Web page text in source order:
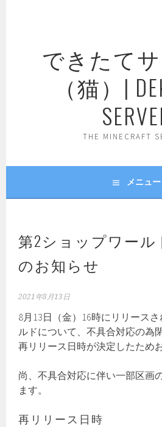
できたて
（猫）|
THE MINECRAFT
メニュー
第2ショップワール
のお知らせ
2021年8月13日
8月13日（金）16時にリリース
ルドについて、不具合対応の為
再リリース日時が決定したため
尚、不具合対応に伴い一部区画
ます。
再リリース日時